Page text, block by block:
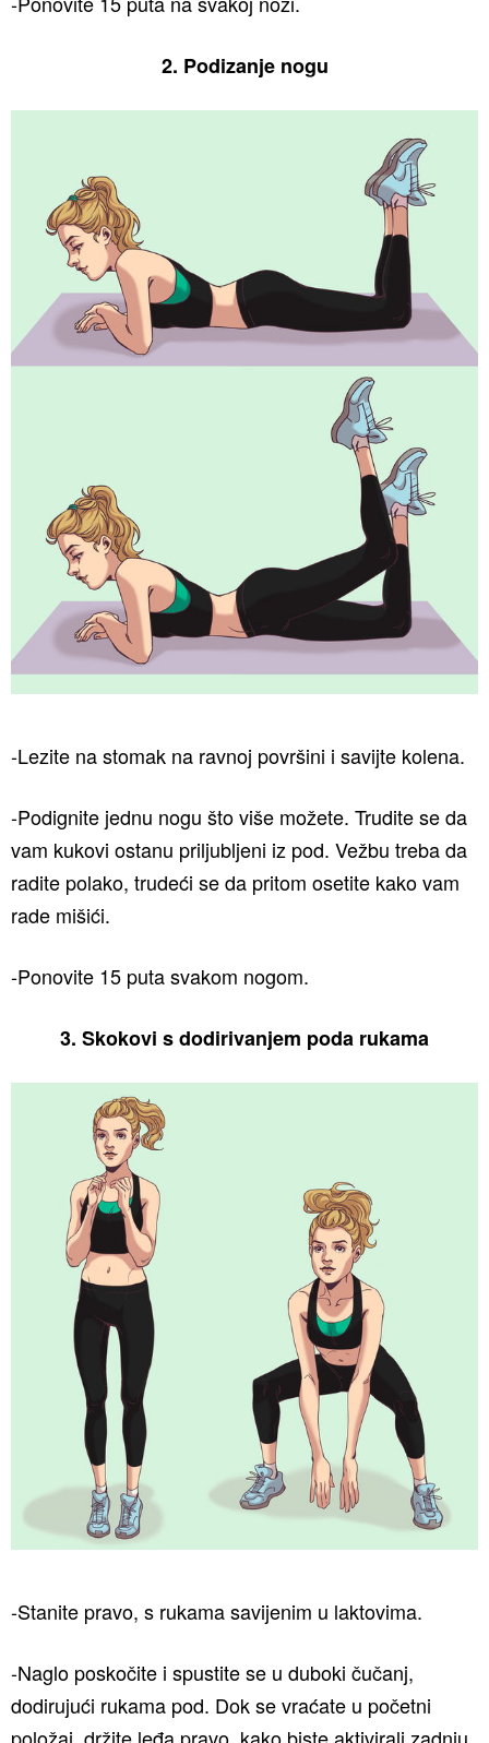
2. Podizanje nogu
-Lezite na stomak na ravnoj površini i savijte kolena.
-Podignite jednu nogu što više možete. Trudite se da
vam kukovi ostanu priljubljeni iz pod. Vežbu treba da
radite polako, trudeći se da pritom osetite kako vam
rade mišići.
-Ponovite 15 puta svakom nogom.
3. Skokovi s dodirivanjem poda rukama
-Stanite pravo, s rukama savijenim u laktovima.
-Naglo poskočite i spustite se u duboki čučanj,
dodirujući rukama pod. Dok se vraćate u početni